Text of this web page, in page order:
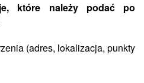
które należy podać po
(adres, lokalizacja, punkty